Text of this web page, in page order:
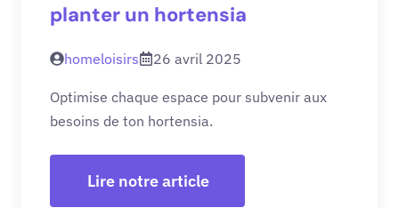
planter un hortensia
homeloisirs 26 avril 2025
Optimise chaque espace pour subvenir aux
besoins de ton hortensia.
Lire notre article